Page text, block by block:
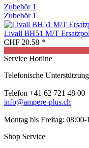
Zubehör 1
Zubehör 1
Livall BH51 M/T
CHF 20.58 *
Service Hotline
Telefonische
Telefon +41 62 721 48 00
info@ampere-plus.ch
Montag bis Freitag: 08:00-
Shop Service